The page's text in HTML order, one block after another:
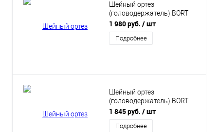
Шейный ортез
(головодержатель) BORT
Eco для ношения днем и
ночью
1 980 руб. / шт
Подробнее
Шейный ортез
(головодержатель) BORT
Stabilo Nec армированный с
интегрированным ребром
жесткости
1 845 руб. / шт
Подробнее